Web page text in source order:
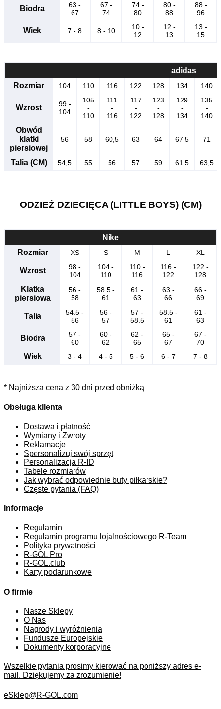
Biodra
63 -
67
67 -
74
74 -
80
80 -
88
88 -
96
Wiek 7 - 8 8 - 10
10 -
12
12 -
13
13 -
15
adidas
Rozmiar
104 110 116 122 128 134 140
Wzrost
99 -
104
105
-
110
111
-
116
117
-
122
123
-
128
129
-
134
135
-
140
Obwód
klatki
piersiowej
56 58 60,5 63 64 67,5 71
Talia (CM) 54,5 55 56 57 59 61,5 63,5
ODZIEŻ DZIECIĘCA (LITTLE BOYS) (CM)
Nike
Rozmiar
XS S M L XL
Wzrost
98 -
104
104 -
110
110 -
116
116 -
122
122 -
128
Klatka
piersiowa
56 -
58
58.5 -
61
61 -
63
63 -
66
66 -
69
Talia
54.5 -
56
56 -
57
57 -
58.5
58.5 -
61
61 -
63
Biodra
57 -
60
60 -
62
62 -
65
65 -
67
67 -
70
Wiek 3 - 4 4 - 5 5 - 6 6 - 7 7 - 8
* Najniższa cena z 30 dni przed obniżką
Obsługa klienta
Dostawa i płatność
Wymiany i Zwroty
Reklamacje
Spersonalizuj swój sprzęt
Personalizacja R-ID
Tabele rozmiarów
Jak wybrać odpowiednie buty piłkarskie?
Częste pytania (FAQ)
Informacje
Regulamin
Regulamin programu lojalnościowego R-Team
Polityka prywatności
R-GOL Pro
R-GOL.club
Karty podarunkowe
O firmie
Nasze Sklepy
O Nas
Nagrody i wyróżnienia
Fundusze Europejskie
Dokumenty korporacyjne
Wszelkie pytania prosimy kierować na poniższy adres e-
mail. Dziękujemy za zrozumienie!
eSklep@R-GOL.com